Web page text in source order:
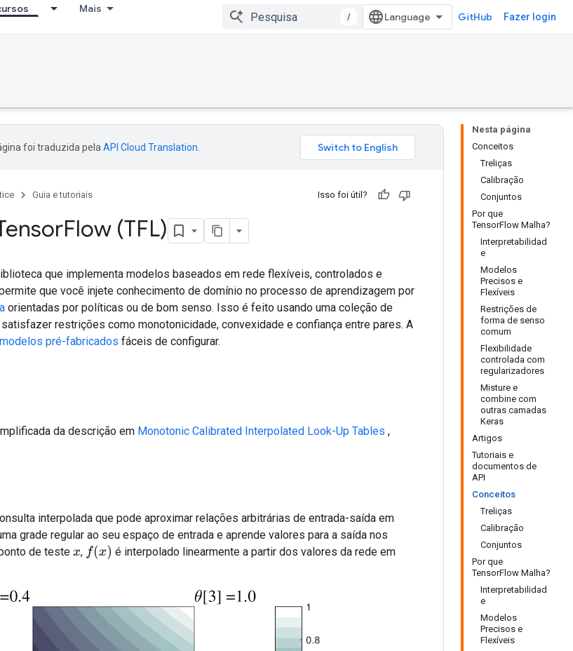
Mais
/ GitHub Fazer login
Nesta página
Conceitos
Treliças
Calibração
Conjuntos
Por que
TensorFlow Malha?
Interpretabilidad
e
Modelos
Precisos e
Flexíveis
Restrições de
forma de senso
comum
Flexibilidade
controlada com
regularizadores
Misture e
combine com
outras camadas
Keras
Artigos
Tutoriais e
documentos de
API
Conceitos
Treliças
Calibração
Conjuntos
Por que
TensorFlow Malha?
Interpretabilidad
e
Modelos
Precisos e
Flexíveis
foi traduzida pela API Cloud Translation
Guia e tutoriais Isso foi útil?
Flow (TFL)
que implementa modelos baseados em rede flexíveis, controlados e
que você injete conhecimento de domínio no processo de aprendizagem por
orientadas por políticas ou de bom senso. Isso é feito usando uma coleção de
restrições como monotonicidade, convexidade e confiança entre pares. A
modelos pré-fabricados fáceis de configurar.
da descrição em Monotonic Calibrated Interpolated Look-Up Tables ,
interpolada que pode aproximar relações arbitrárias de entrada-saída em
grade regular ao seu espaço de entrada e aprende valores para a saída nos
de teste x, f(x)
é interpolado linearmente a partir dos valores da rede em